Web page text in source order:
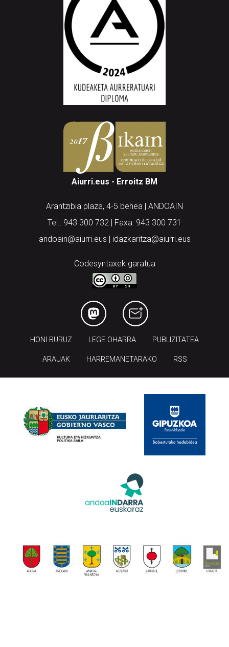
Aiurri.eus - Erroitz BM
Arantzibia plaza, 4-5 behea | ANDOAIN
Tel.: 943 300 732 | Faxa: 943 300 731
andoain@aiurri.eus | idazkaritza@aiurri.eus
Codesyntaxek garatua
HONI BURUZ LEGE OHARRA PUBLIZITATEA
ARAUAK HARREMANETARAKO RSS